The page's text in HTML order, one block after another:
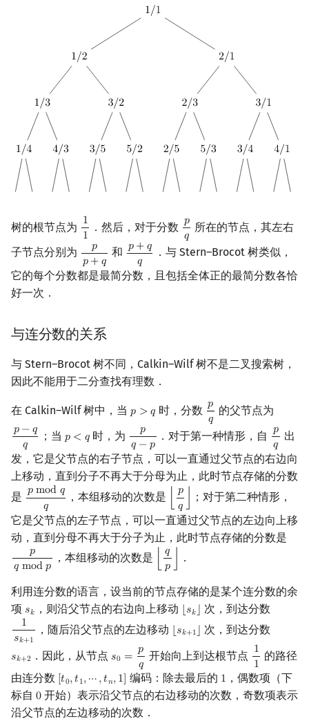
树的根节点为 1
1
11 ．然后，对于分数 𝑝
𝑞
pq所在的节点，其左右
子节点分别为
𝑝
𝑝+𝑞
pp+q 和 𝑝+𝑞
𝑞
p+qq ．与 Stern–Brocot 树类似，
它的每个分数都是最简分数，且包括全体正的最简分数各恰
好一次．
与连分数的关系
与 Stern–Brocot 树不同，Calkin–Wilf 树不是二叉搜索树，
因此不能用于二分查找有理数．
在 Calkin–Wilf 树中，当 𝑝 > 𝑞
p >q 时，分数 𝑝
𝑞
pq 的父节点为
𝑝−𝑞
𝑞
p−qq ；当 𝑝 < 𝑞
p <q 时，为
𝑝
𝑞 −𝑝
pq−p ．对于第一种情形，自 𝑝
𝑞
pq 出
发，它是父节点的右子节点，可以一直通过父节点的右边向
上移动，直到分子不再大于分母为止，此时节点存储的分数
是 𝑝mod 𝑞
𝑞
pmodqq ，本组移动的次数是
𝑝
𝑞
pq
；对于第二种情形，
它是父节点的左子节点，可以一直通过父节点的左边向上移
动，直到分母不再大于分子为止，此时节点存储的分数是
𝑝
𝑞 mod𝑝
pqmodp ，本组移动的次数是
𝑞
𝑝
qp ．
利用连分数的语言，设当前的节点存储的是某个连分数的余
项 𝑠𝑘
sk ，则沿父节点的右边向上移动 ⌊𝑠𝑘⌋
⌊sk⌋ 次，到达分数
1
𝑠𝑘+1
1sk+1 ，随后沿父节点的左边移动 ⌊𝑠𝑘+1⌋
⌊sk+1⌋ 次，到达分数
𝑠𝑘+2
sk+2 ．因此，从节点 𝑠0 = 𝑝
𝑞
s0 =p q 开始向上到达根节点 1
1
11 的路径
由连分数 [𝑡0,𝑡1,⋯,𝑡𝑛,1]
[t0,t1, ⋯ ,tn,1 ] 编码：除去最后的 1
1 ，偶数项（下
标自 0
0 开始）表示沿父节点的右边移动的次数，奇数项表示
沿父节点的左边移动的次数．